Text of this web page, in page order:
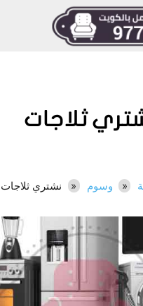
ثلاجات
وسوم نشتري ثلاجات